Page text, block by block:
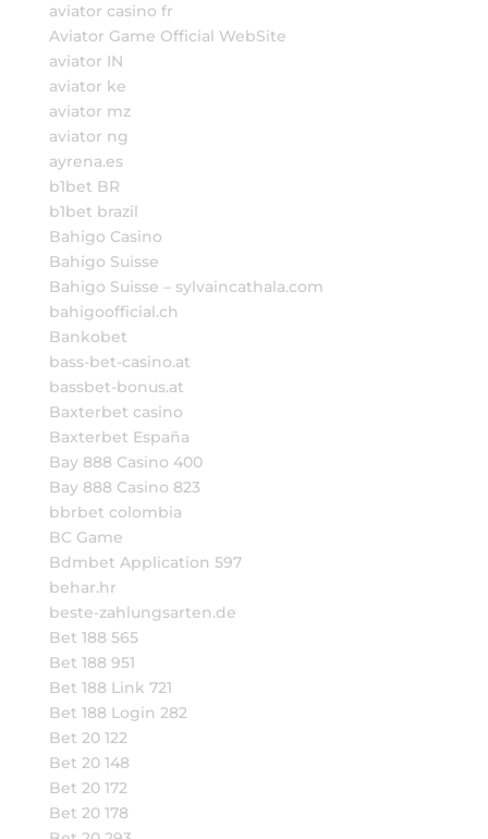
aviator casino fr
Aviator Game Official WebSite
aviator IN
aviator ke
aviator mz
aviator ng
ayrena.es
b1bet BR
b1bet brazil
Bahigo Casino
Bahigo Suisse
Bahigo Suisse – sylvaincathala.com
bahigoofficial.ch
Bankobet
bass-bet-casino.at
bassbet-bonus.at
Baxterbet casino
Baxterbet España
Bay 888 Casino 400
Bay 888 Casino 823
bbrbet colombia
BC Game
Bdmbet Application 597
behar.hr
beste-zahlungsarten.de
Bet 188 565
Bet 188 951
Bet 188 Link 721
Bet 188 Login 282
Bet 20 122
Bet 20 148
Bet 20 172
Bet 20 178